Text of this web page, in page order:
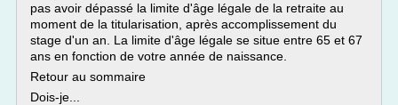
pas avoir dépassé la limite d'âge légale de la retraite au
moment de la titularisation, après accomplissement du
stage d'un an. La limite d'âge légale se situe entre 65 et 67
ans en fonction de votre année de naissance.
Retour au sommaire
Dois-je...